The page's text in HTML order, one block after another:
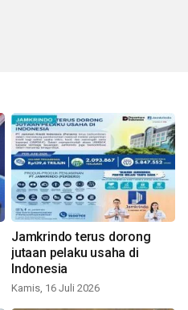
Jamkrindo terus dorong
jutaan pelaku usaha di
Indonesia
Kamis, 16 Juli 2026